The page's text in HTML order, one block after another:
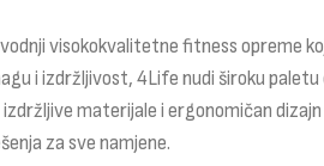
visokokvalitetne fitness opreme
i izdržljivost, 4Life nudi široku
materijale i ergonomičan
za sve namjene.